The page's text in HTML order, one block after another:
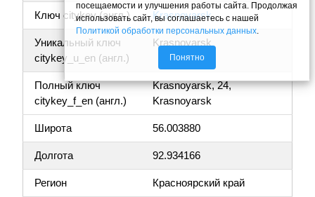
Ключ citykey (англ.) Krasnoyarsk
Уникальный ключ
citykey_u_en (англ.)
Krasnoyarsk
Полный ключ
citykey_f_en (англ.)
Krasnoyarsk, 24,
Krasnoyarsk
Широта 56.003880
Долгота 92.934166
Регион Красноярский край
посещаемости и улучшения работы сайта. Продолжая
использовать сайт, вы соглашаетесь с нашей
Политикой обработки персональных данных.
Понятно